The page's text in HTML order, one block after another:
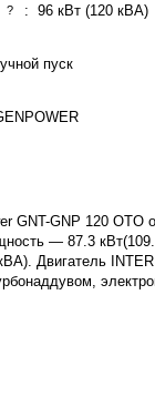
? :
96 кВт (120 кВА)
пуск
GNT-GNP 120 OTO
— 87.3
Двигатель
— 4.3 л.
— 30 л, смазки —